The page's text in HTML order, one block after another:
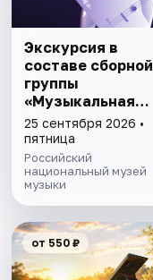
Экскурсия в
составе сборной
группы
«Музыкальная
эволюция: от
камней до
нейросeти»
25 сентября 2026 •
пятница
Российский
национальный музей
музыки
от 550 ₽